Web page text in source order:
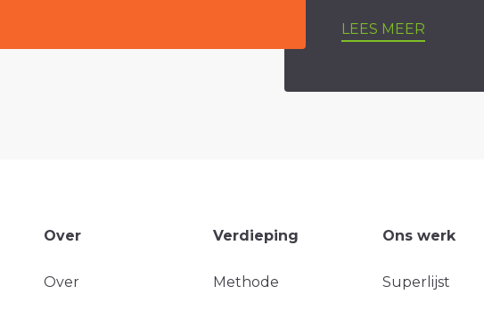
LEES MEER
Over
Over
Verdieping
Methode
Ons werk
Superlijst